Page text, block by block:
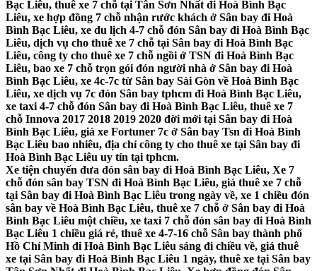
Bạc Liêu, thuê xe 7 chỗ tại Tân Sơn Nhất đi Hoà Bình Bạc
Liêu, xe hợp đồng 7 chỗ nhận rước khách ở Sân bay đi Hoà
Bình Bạc Liêu, xe du lịch 4-7 chỗ đón Sân bay đi Hoà Bình Bạc
Liêu, dịch vụ cho thuê xe 7 chỗ tại Sân bay đi Hoà Bình Bạc
Liêu, công ty cho thuê xe 7 chỗ ngồi ở TSN đi Hoà Bình Bạc
Liêu, bao xe 7 chỗ trọn gói đón người nhà ở Sân bay đi Hoà
Bình Bạc Liêu, xe 4c-7c từ Sân bay Sài Gòn về Hoà Bình Bạc
Liêu, xe dịch vụ 7c đón Sân bay tphcm đi Hoà Bình Bạc Liêu,
xe taxi 4-7 chỗ đón Sân bay đi Hoà Bình Bạc Liêu, thuê xe 7
chỗ Innova 2017 2018 2019 2020 đời mới tại Sân bay đi Hoà
Bình Bạc Liêu, giá xe Fortuner 7c ở Sân bay Tsn đi Hoà Bình
Bạc Liêu bao nhiêu, địa chỉ công ty cho thuê xe tại Sân bay đi
Hoà Bình Bạc Liêu uy tín tại tphcm.
Xe tiện chuyến đưa đón sân bay đi Hoà Bình Bạc Liêu, Xe 7
chỗ đón sân bay TSN đi Hoà Bình Bạc Liêu, giá thuê xe 7 chỗ
tại Sân bay đi Hoà Bình Bạc Liêu trong ngày về, xe 1 chiều đón
sân bay về Hoà Bình Bạc Liêu, thuê xe 7 chỗ ở Sân bay đi Hoà
Bình Bạc Liêu một chiều, xe taxi 7 chỗ đón sân bay đi Hoà Bình
Bạc Liêu 1 chiều giá rẻ, thuê xe 4-7-16 chỗ Sân bay thành phố
Hồ Chí Minh đi Hoà Bình Bạc Liêu sáng đi chiều về, giá thuê
xe tại Sân bay đi Hoà Bình Bạc Liêu 1 ngày, thuê xe tại Sân bay